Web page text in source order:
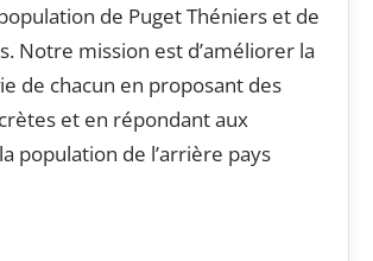
de Puget Théniers et de
Notre mission est d’améliorer la
de chacun en proposant des
et en répondant aux
population de l’arrière pays